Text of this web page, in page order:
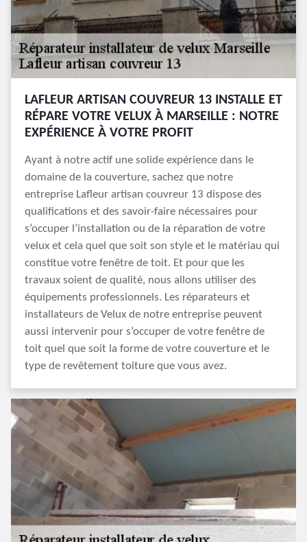
LAFLEUR ARTISAN COUVREUR 13 INSTALLE ET
RÉPARE VOTRE VELUX À MARSEILLE : NOTRE
EXPÉRIENCE À VOTRE PROFIT
Ayant à notre actif une solide expérience dans le
domaine de la couverture, sachez que notre
entreprise Lafleur artisan couvreur 13 dispose des
qualifications et des savoir-faire nécessaires pour
s’occuper l’installation ou de la réparation de votre
velux et cela quel que soit son style et le matériau qui
constitue votre fenêtre de toit. Et pour que les
travaux soient de qualité, nous allons utiliser des
équipements professionnels. Les réparateurs et
installateurs de Velux de notre entreprise peuvent
aussi intervenir pour s’occuper de votre fenêtre de
toit quel que soit la forme de votre couverture et le
type de revêtement toiture que vous avez.